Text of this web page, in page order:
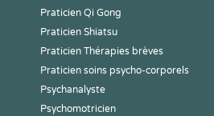
Praticien Qi Gong
Praticien Shiatsu
Praticien Thérapies brèves
Praticien soins psycho-corporels
Psychanalyste
Psychomotricien